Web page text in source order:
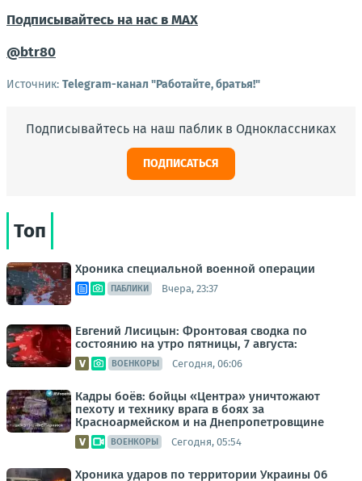
Подписывайтесь на нас в MAX
@btr80
Источник: Telegram-канал "Работайте, братья!"
Подписывайтесь на наш паблик в Одноклассниках
ПОДПИСАТЬСЯ
Топ
Хроника специальной военной операции
ПАБЛИКИ Вчера, 23:37
Евгений Лисицын: Фронтовая сводка по
состоянию на утро пятницы, 7 августа:
ВОЕНКОРЫ Сегодня, 06:06
Кадры боёв: бойцы «Центра» уничтожают
пехоту и технику врага в боях за
Красноармейском и на Днепропетровщине
ВОЕНКОРЫ Сегодня, 05:54
Хроника ударов по территории Украины 06